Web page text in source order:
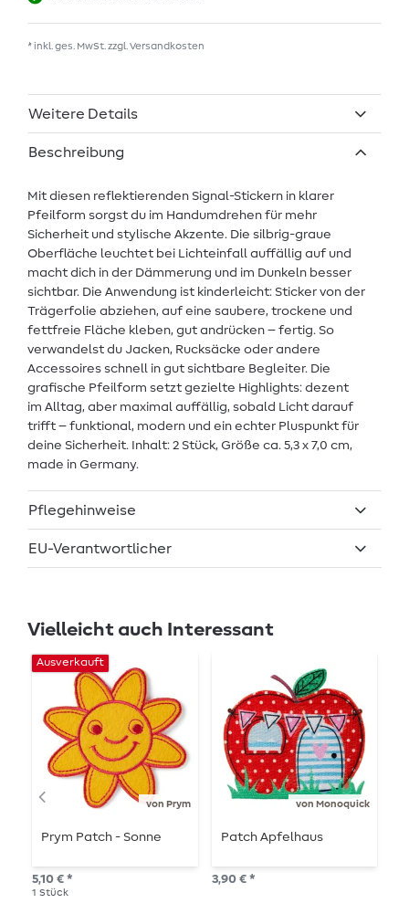
* inkl. ges. MwSt. zzgl.Versandkosten
Weitere Details
Beschreibung
Mit diesen reflektierenden Signal-Stickern in klarer
Pfeilform sorgst du im Handumdrehen für mehr
Sicherheit und stylische Akzente. Die silbrig-graue
Oberfläche leuchtet bei Lichteinfall auffällig auf und
macht dich in der Dämmerung und im Dunkeln besser
sichtbar. Die Anwendung ist kinderleicht: Sticker von der
Trägerfolie abziehen, auf eine saubere, trockene und
fettfreie Fläche kleben, gut andrücken – fertig. So
verwandelst du Jacken, Rucksäcke oder andere
Accessoires schnell in gut sichtbare Begleiter. Die
grafische Pfeilform setzt gezielte Highlights: dezent
im Alltag, aber maximal auffällig, sobald Licht darauf
trifft – funktional, modern und ein echter Pluspunkt für
deine Sicherheit. Inhalt: 2 Stück, Größe ca. 5,3 x 7,0 cm,
made in Germany.
Pflegehinweise
EU-Verantwortlicher
Vielleicht auch Interessant
von Prym
Ausverkauft
Prym Patch - Sonne
5,10 € *
1 Stück
von Monoquick
Patch Apfelhaus
3,90 € *